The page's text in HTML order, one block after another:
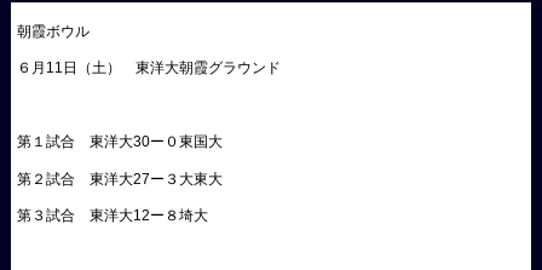
朝霞ボウル
６月 11 日（土） 東洋大朝霞グラウンド
第１試合 東洋大30ー０東国大
第２試合 東洋大27ー３大東大
第３試合 東洋大12ー８埼大